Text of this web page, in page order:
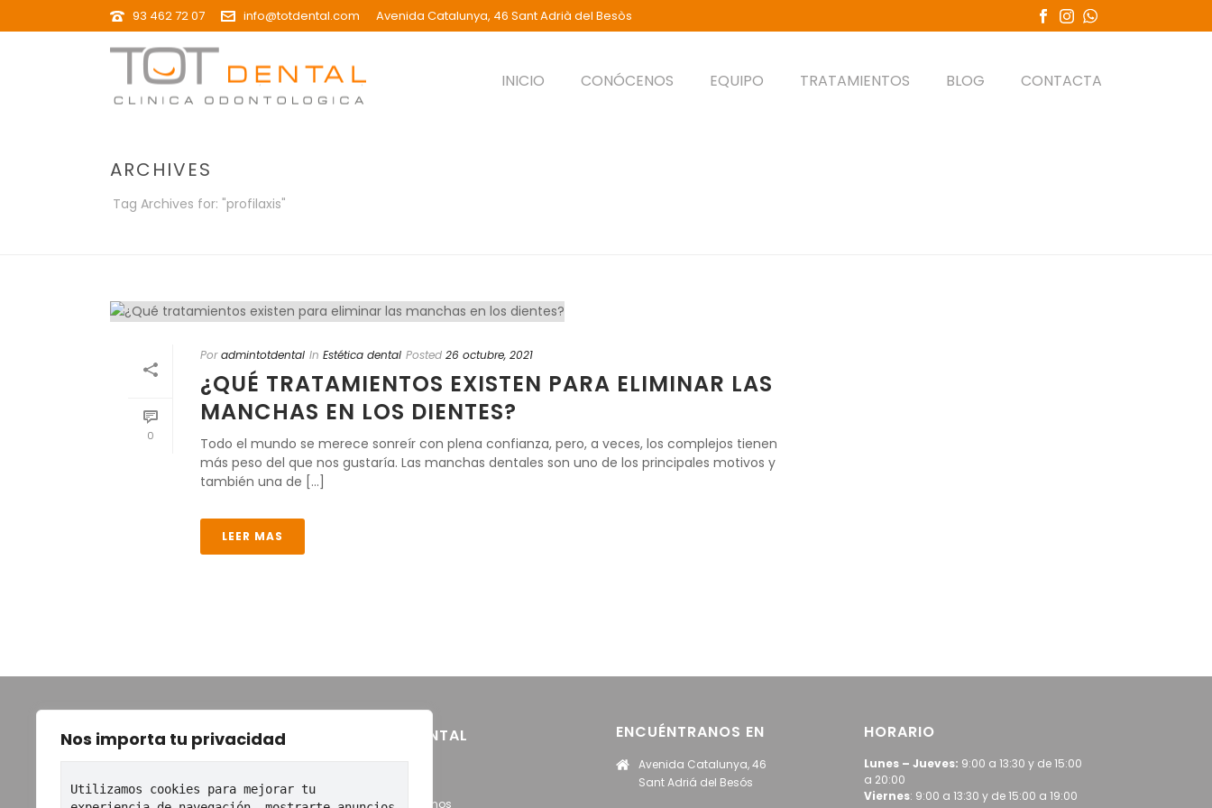
Nos importa tu privacidad
Utilizamos cookies para mejorar tu
93 462 72 07 info@totdental.com Avenida Catalunya, 46 Sant Adrià del Besòs
INICIO CONÓCENOS EQUIPO TRATAMIENTOS BLOG CONTACTA
ARCHIVES
Tag Archives for: "profilaxis"
0
Por admintotdental In Estética dental Posted 26 octubre, 2021
¿QUÉ TRATAMIENTOS EXISTEN PARA ELIMINAR LAS
MANCHAS EN LOS DIENTES?
Todo el mundo se merece sonreír con plena confianza, pero, a veces, los complejos tienen
más peso del que nos gustaría. Las manchas dentales son uno de los principales motivos y
también una de [...]
LEER MAS
TOT DENTAL
Conócenos
ENCUÉNTRANOS EN
Avenida Catalunya, 46
Sant Adriá del Besós
HORARIO
Lunes – Jueves: 9:00 a 13:30 y de 15:00
a 20:00
Viernes: 9:00 a 13:30 y de 15:00 a 19:00